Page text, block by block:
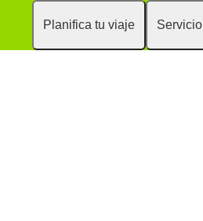
Planifica tu viaje Servicio